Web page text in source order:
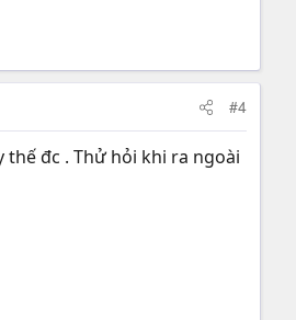
#4
thế đc . Thử hỏi khi ra ngoài